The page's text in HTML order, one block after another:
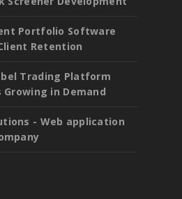
Portfolio Software
Retention
Trading Platform
in Demand
- Web application